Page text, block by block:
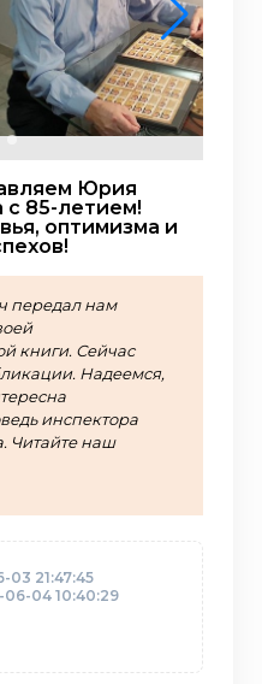
Юрия
с 85-летием!
оптимизма и
передал нам
книги. Сейчас
Надеемся,
инспектора
Читайте наш
03 21:47:45
06-04 10:40:29